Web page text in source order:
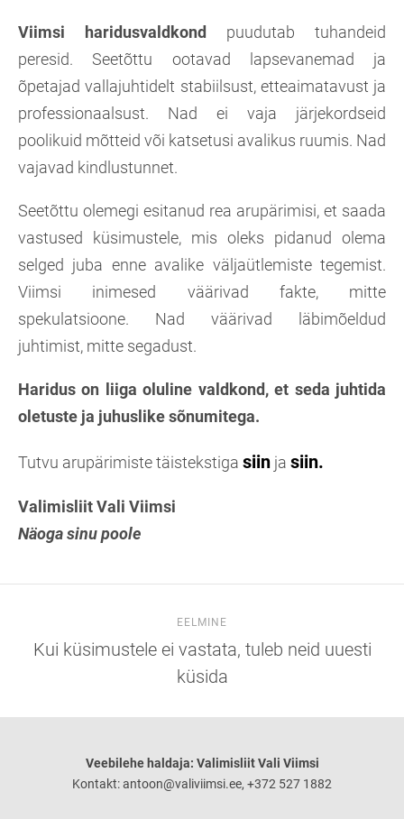
Viimsi haridusvaldkond
puudutab tuhandeid
peresid. Seetõttu ootavad lapsevanemad ja
õpetajad vallajuhtidelt stabiilsust, etteaimatavust ja
professionaalsust. Nad ei vaja järjekordseid
poolikuid mõtteid või katsetusi avalikus ruumis. Nad
vajavad kindlustunnet.
Seetõttu olemegi esitanud rea arupärimisi, et saada
vastused küsimustele, mis oleks pidanud olema
selged juba enne avalike väljaütlemiste tegemist.
Viimsi inimesed väärivad fakte, mitte
spekulatsioone. Nad väärivad läbimõeldud
juhtimist, mitte segadust.
Haridus on liiga oluline valdkond, et seda juhtida
oletuste ja juhuslike sõnumitega.
Tutvu arupärimiste täistekstiga siin ja siin.
Valimisliit Vali Viimsi
Näoga sinu poole
EELMINE
Kui küsimustele ei vastata, tuleb neid uuesti
küsida
Veebilehe haldaja: Valimisliit Vali Viimsi
Kontakt: antoon@valiviimsi.ee, +372 527 1882